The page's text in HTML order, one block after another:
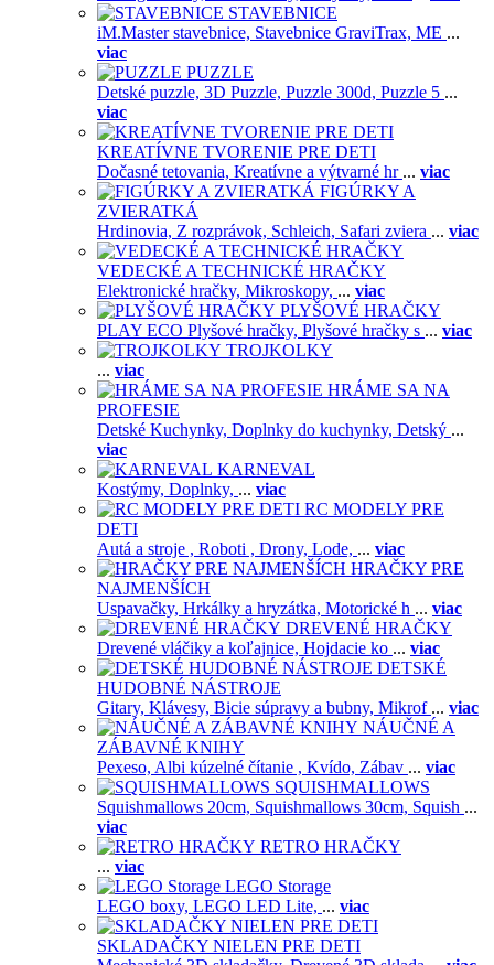
STAVEBNICE
iM.Master stavebnice, Stavebnice GraviTrax, ME ...
viac
PUZZLE
Detské puzzle, 3D Puzzle, Puzzle 300d, Puzzle 5 ...
viac
KREATÍVNE TVORENIE PRE DETI
Dočasné tetovania, Kreatívne a výtvarné hr ... viac
FIGÚRKY A
ZVIERATKÁ
Hrdinovia, Z rozprávok, Schleich, Safari zviera ... viac
VEDECKÉ A TECHNICKÉ HRAČKY
Elektronické hračky, Mikroskopy, ... viac
PLYŠOVÉ HRAČKY
PLAY ECO Plyšové hračky, Plyšové hračky s ... viac
TROJKOLKY
... viac
HRÁME SA NA
PROFESIE
Detské Kuchynky, Doplnky do kuchynky, Detský ...
viac
KARNEVAL
Kostýmy, Doplnky, ... viac
RC MODELY PRE
DETI
Autá a stroje , Roboti , Drony, Lode, ... viac
HRAČKY PRE
NAJMENŠÍCH
Uspavačky, Hrkálky a hryzátka, Motorické h ... viac
DREVENÉ HRAČKY
Drevené vláčiky a koľajnice, Hojdacie ko ... viac
DETSKÉ
HUDOBNÉ NÁSTROJE
Gitary, Klávesy, Bicie súpravy a bubny, Mikrof ... viac
NÁUČNÉ A
ZÁBAVNÉ KNIHY
Pexeso, Albi kúzelné čítanie , Kvído, Zábav ... viac
SQUISHMALLOWS
Squishmallows 20cm, Squishmallows 30cm, Squish ...
viac
RETRO HRAČKY
... viac
LEGO Storage
LEGO boxy, LEGO LED Lite, ... viac
SKLADAČKY NIELEN PRE DETI